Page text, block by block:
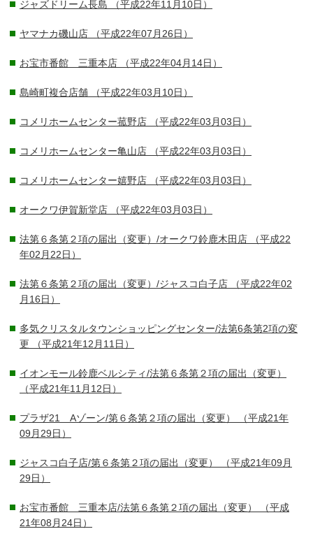
ジャズドリーム長島 （平成22年11月10日）
ヤマナカ磯山店 （平成22年07月26日）
お宝市番館 三重本店 （平成22年04月14日）
島崎町複合店舗 （平成22年03月10日）
コメリホームセンター菰野店 （平成22年03月03日）
コメリホームセンター亀山店 （平成22年03月03日）
コメリホームセンター嬉野店 （平成22年03月03日）
オークワ伊賀新堂店 （平成22年03月03日）
法第６条第２項の届出（変更）/オークワ鈴鹿木田店 （平成22
年02月22日）
法第６条第２項の届出（変更）/ジャスコ白子店 （平成22年02
月16日）
多気クリスタルタウンショッピングセンター/法第6条第2項の変
更 （平成21年12月11日）
イオンモール鈴鹿ベルシティ/法第６条第２項の届出（変更）
（平成21年11月12日）
プラザ21 Aゾーン/第６条第２項の届出（変更）
（平成21年
09月29日）
ジャスコ白子店/第６条第２項の届出（変更）
（平成21年09月
29日）
お宝市番館 三重本店/法第６条第２項の届出（変更）
（平成
21年08月24日）